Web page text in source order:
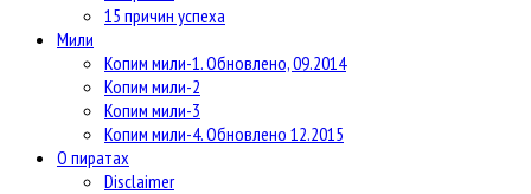
15 причин успеха
Мили
Копим мили-1. Обновлено, 09.2014
Копим мили-2
Копим мили-3
Копим мили-4. Обновлено 12.2015
О пиратах
Disclaimer